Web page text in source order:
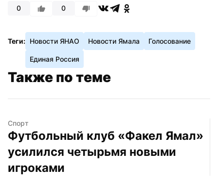
0 0
Теги: Новости ЯНАО Новости Ямала Голосование
Единая Россия
Также по теме
Спорт
Футбольный клуб «Факел Ямал»
усилился четырьмя новыми
игроками